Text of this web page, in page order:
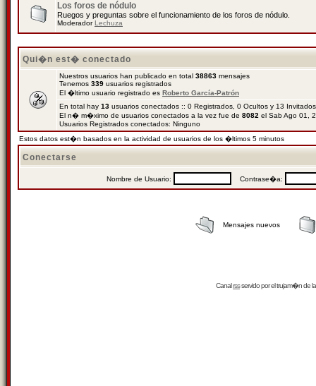
Los foros de nódulo
Ruegos y preguntas sobre el funcionamiento de los foros de nódulo.
ModeradorLechuza
Qui�n est� conectado
Nuestros usuarios han publicado en total 38863 mensajes
Tenemos 339 usuarios registrados
El �ltimo usuario registrado es Roberto García-Patrón
En total hay 13 usuarios conectados :: 0 Registrados, 0 Ocultos y 13
El n� m�ximo de usuarios conectados a la vez fue de 8082 el Sab Ago 01,
Usuarios Registrados conectados: Ninguno
Estos datos est�n basados en la actividad de usuarios de los �ltimos 5 minutos
Conectarse
Nombre de Usuario: Contrase�a:
Mensajes nuevos
Canalrssservido por eltrujam�nde